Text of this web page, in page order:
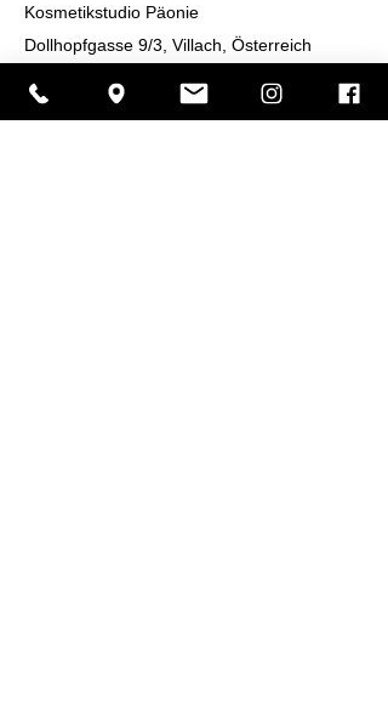
Kosmetikstudio Päonie
Dollhopfgasse 9/3, Villach, Österreich